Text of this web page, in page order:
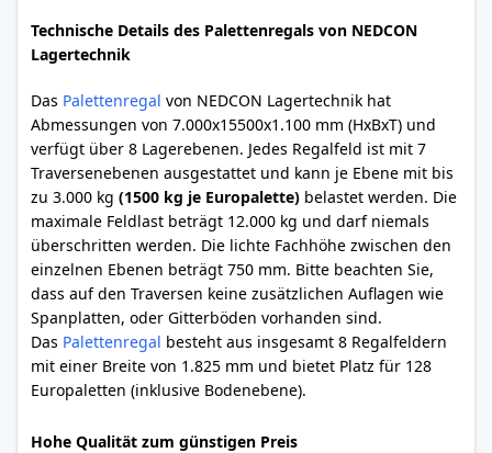
Technische Details des Palettenregals von NEDCON
Lagertechnik
Das Palettenregal von NEDCON Lagertechnik hat
Abmessungen von 7.000x15500x1.100 mm (HxBxT) und
verfügt über 8 Lagerebenen. Jedes Regalfeld ist mit 7
Traversenebenen ausgestattet und kann je Ebene mit bis
zu 3.000 kg (1500 kg je Europalette) belastet werden. Die
maximale Feldlast beträgt 12.000 kg und darf niemals
überschritten werden. Die lichte Fachhöhe zwischen den
einzelnen Ebenen beträgt 750 mm. Bitte beachten Sie,
dass auf den Traversen keine zusätzlichen Auflagen wie
Spanplatten, oder Gitterböden vorhanden sind.
Das Palettenregal besteht aus insgesamt 8 Regalfeldern
mit einer Breite von 1.825 mm und bietet Platz für 128
Europaletten (inklusive Bodenebene).
Hohe Qualität zum günstigen Preis